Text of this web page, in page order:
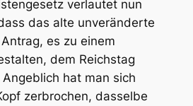
verlautet nun
das alte unveränderte
es zu einem
dem Reichstag
hat man sich
zerbrochen, dasselbe